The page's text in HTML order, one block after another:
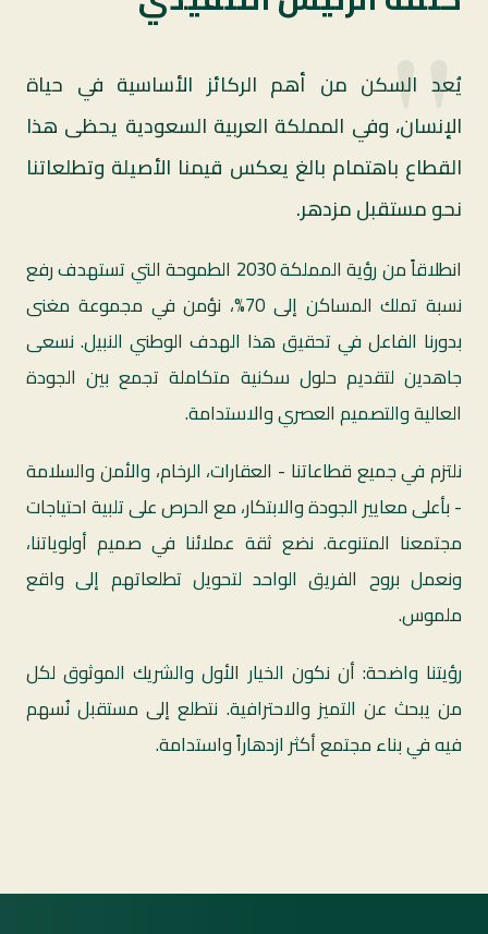
"
يُعد السكن من أهم الركائز الأساسية في حياة
الإنسان، وفي المملكة العربية السعودية يحظى هذا
القطاع باهتمام بالغ يعكس قيمنا الأصيلة وتطلعاتنا
نحو مستقبل مزدهر.
انطلاقاً من رؤية المملكة 2030 الطموحة التي تستهدف رفع
نسبة تملك المساكن إلى 70%، نؤمن في مجموعة مغنى
بدورنا الفاعل في تحقيق هذا الهدف الوطني النبيل. نسعى
جاهدين لتقديم حلول سكنية متكاملة تجمع بين الجودة
العالية والتصميم العصري والاستدامة.
نلتزم في جميع قطاعاتنا - العقارات، الرخام، والأمن والسلامة
- بأعلى معايير الجودة والابتكار، مع الحرص على تلبية احتياجات
مجتمعنا المتنوعة. نضع ثقة عملائنا في صميم أولوياتنا،
ونعمل بروح الفريق الواحد لتحويل تطلعاتهم إلى واقع
ملموس.
رؤيتنا واضحة: أن نكون الخيار الأول والشريك الموثوق لكل
من يبحث عن التميز والاحترافية. نتطلع إلى مستقبل نُسهم
فيه في بناء مجتمع أكثر ازدهاراً واستدامة.